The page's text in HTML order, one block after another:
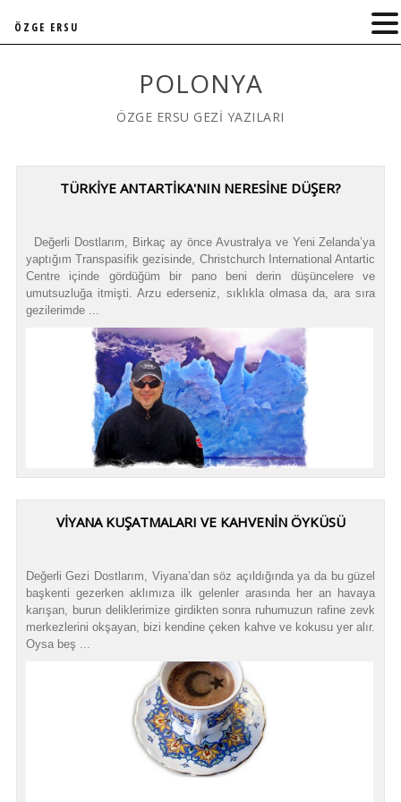
POLONYA
ÖZGE ERSU GEZİ YAZILARI
TÜRKIYE ANTARTIKA'NIN NERESINE DÜŞER?
Değerli Dostlarım, Birkaç ay önce Avustralya ve Yeni Zelanda’ya
yaptığım Transpasifik gezisinde, Christchurch International Antartic
Centre içinde gördüğüm bir pano beni derin düşüncelere ve
umutsuzluğa itmişti. Arzu ederseniz, sıklıkla olmasa da, ara sıra
gezilerimde ...
VİYANA KUŞATMALARI VE KAHVENİN ÖYKÜSÜ
Değerli Gezi Dostlarım, Viyana’dan söz açıldığında ya da bu güzel
başkenti gezerken aklımıza ilk gelenler arasında her an havaya
karışan, burun deliklerimize girdikten sonra ruhumuzun rafine zevk
merkezlerini okşayan, bizi kendine çeken kahve ve kokusu yer alır.
Oysa beş ...
ÖZGE ERSU